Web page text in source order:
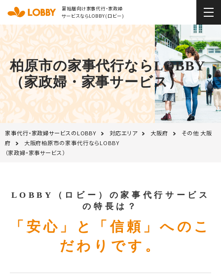
富裕層向け家事代行・家政婦
サービスならLOBBY(ロビー)
柏原市の家事代行ならLOBBY
（家政婦・家事サービス）
家事代行・家政婦サービスのLOBBY 対応エリア 大阪府
その他 大阪
府
大阪府柏原市の家事代行ならLOBBY
（家政婦・家事サービス）
LOBBY（ロビー）の家事代行サービス
の特長は？
「安心」と「信頼」へのこ
だわりです。